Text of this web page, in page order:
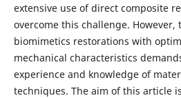
extensive use of direct composite
overcome this challenge. However,
biomimetics restorations with
mechanical characteristics
experience and knowledge of
techniques. The aim of this article